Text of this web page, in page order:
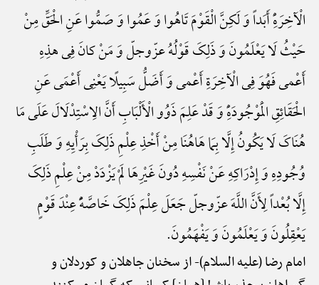
الْآخِرَهًِْ أَبَداً وَ لَکِنَّ الْقَوْمَ تَاهُوا وَ عَمُوا وَ صَمُّوا عَنِ الْحَقِّ مِنْ
حَیْثُ لَا یَعْلَمُونَ وَ ذَلِکَ قَوْلُهُ عزّوجلّ وَ مَنْ کانَ فِی هذِهِ
أَعْمی فَهُوَ فِی الْآخِرَةِ أَعْمی وَ أَضَلُّ سَبِیلًا یَعْنِی أَعْمَی عَنِ
الْحَقَائِقِ الْمَوْجُودَهًِْ وَ قَدْ عَلِمَ ذَوُو الْأَلْبَابِ أَنَّ الِاسْتِدْلَالَ عَلَی مَا
هُنَاکَ لَا یَکُونُ إِلَّا بِمَا هَاهُنَا مِنْ أَخْذِ عِلْمِ ذَلِکَ بِرَأْیِهِ وَ طَلَبِ
وُجُودِهِ وَ إِدْرَاکِهِ عَنْ نَفْسِهِ دُونَ غَیْرِهَا لَمْ یَزْدَدْ مِنْ عِلْمِ ذَلِکَ
إِلَّا بُعْداً لِأَنَّ اللَّهَ عزّوجلّ جَعَلَ عِلْمَ ذَلِکَ خَاصَّهًًْ عِنْدَ قَوْمٍ
یَعْقِلُونَ وَ یَعْلَمُونَ وَ یَفْهَمُونَ.
امام رضا (علیه السلام)-از سخنان جاهلان و کوردلان و